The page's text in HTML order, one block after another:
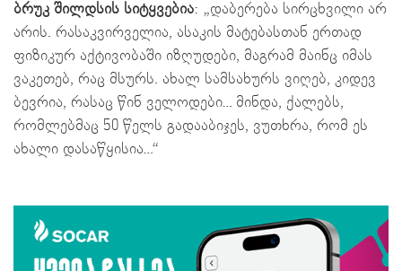
ბრუკ შილდსის სიტყვებია: „დაბერება სირცხვილი არ
არის. რასაკვირველია, ასაკის მატებასთან ერთად
ფიზიკურ აქტივობაში იზღუდები, მაგრამ მაინც იმას
ვაკეთებ, რაც მსურს. ახალ სამსახურს ვიღებ, კიდევ
ბევრია, რასაც წინ ველოდები… მინდა, ქალებს,
რომლებმაც 50 წელს გადააბიჯეს, ვუთხრა, რომ ეს
ახალი დასაწყისია…“